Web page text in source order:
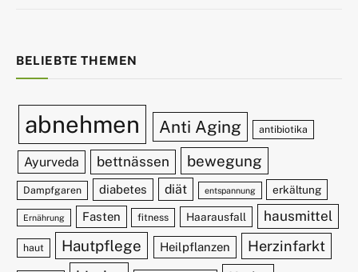
BELIEBTE THEMEN
abnehmen Anti Aging antibiotika
Ayurveda bettnässen bewegung
Dampfgaren diabetes diät entspannung erkältung
Ernährung Fasten fitness Haarausfall hausmittel
haut Hautpflege Heilpflanzen Herzinfarkt